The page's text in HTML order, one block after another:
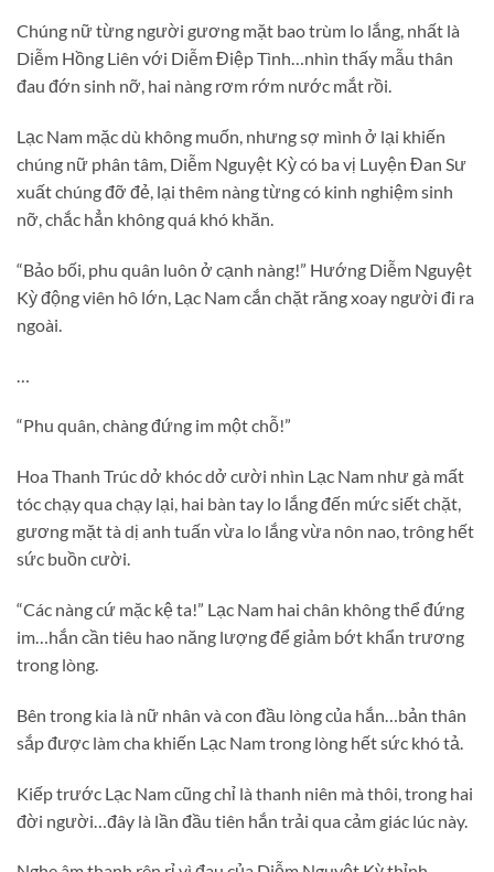
Chúng nữ từng người gương mặt bao trùm lo lắng, nhất là
Diễm Hồng Liên với Diễm Điệp Tình…nhìn thấy mẫu thân
đau đớn sinh nỡ, hai nàng rơm rớm nước mắt rồi.
Lạc Nam mặc dù không muốn, nhưng sợ mình ở lại khiến
chúng nữ phân tâm, Diễm Nguyệt Kỳ có ba vị Luyện Đan Sư
xuất chúng đỡ đẻ, lại thêm nàng từng có kinh nghiệm sinh
nỡ, chắc hẳn không quá khó khăn.
“Bảo bối, phu quân luôn ở cạnh nàng!” Hướng Diễm Nguyệt
Kỳ động viên hô lớn, Lạc Nam cắn chặt răng xoay người đi ra
ngoài.
“Phu quân, chàng đứng im một chỗ!”
Hoa Thanh Trúc dở khóc dở cười nhìn Lạc Nam như gà mất
tóc chạy qua chạy lại, hai bàn tay lo lắng đến mức siết chặt,
gương mặt tà dị anh tuấn vừa lo lắng vừa nôn nao, trông hết
sức buồn cười.
“Các nàng cứ mặc kệ ta!” Lạc Nam hai chân không thể đứng
im…hắn cần tiêu hao năng lượng để giảm bớt khẩn trương
trong lòng.
Bên trong kia là nữ nhân và con đầu lòng của hắn…bản thân
sắp được làm cha khiến Lạc Nam trong lòng hết sức khó tả.
Kiếp trước Lạc Nam cũng chỉ là thanh niên mà thôi, trong hai
đời người…đây là lần đầu tiên hắn trải qua cảm giác lúc này.